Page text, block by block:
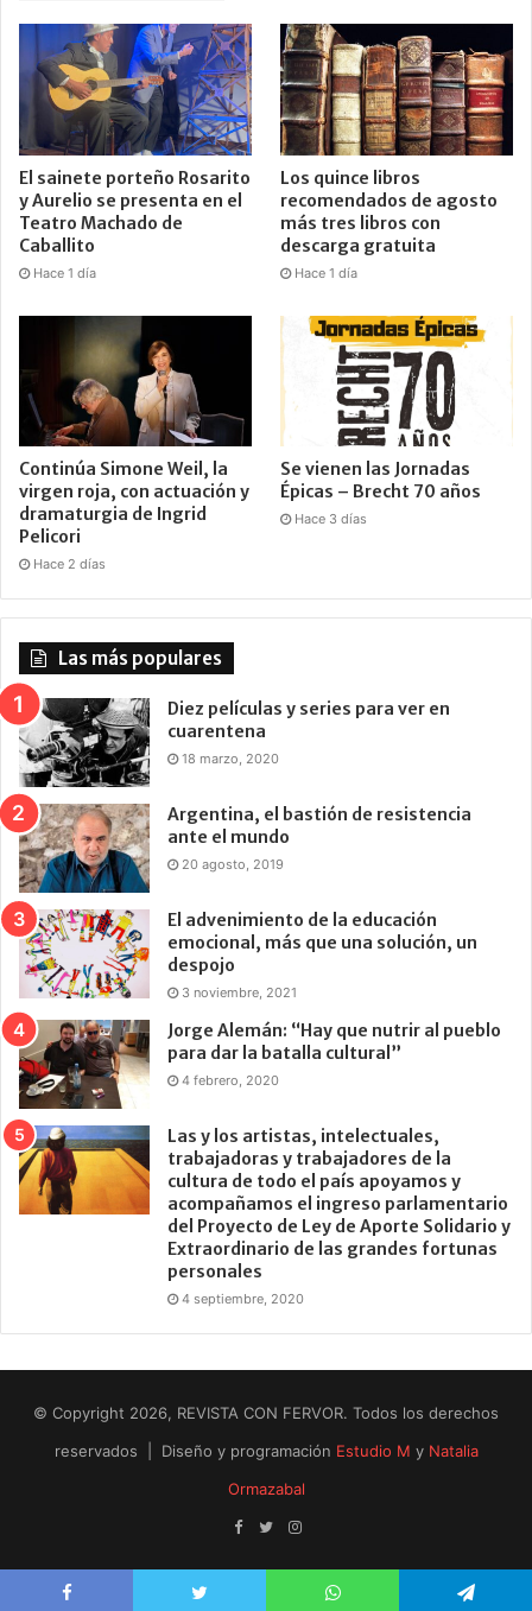
El sainete porteño Rosarito
y Aurelio se presenta en el
Teatro Machado de
Caballito
Hace 1 día
Los quince libros
recomendados de agosto
más tres libros con
descarga gratuita
Hace 1 día
Continúa Simone Weil, la
virgen roja, con actuación y
dramaturgia de Ingrid
Pelicori
Hace 2 días
Se vienen las Jornadas
Épicas – Brecht 70 años
Hace 3 días
Las más populares
Diez películas y series para ver en
cuarentena
18 marzo, 2020
Argentina, el bastión de resistencia
ante el mundo
20 agosto, 2019
El advenimiento de la educación
emocional, más que una solución, un
despojo
3 noviembre, 2021
Jorge Alemán: “Hay que nutrir al pueblo
para dar la batalla cultural”
4 febrero, 2020
Las y los artistas, intelectuales,
trabajadoras y trabajadores de la
cultura de todo el país apoyamos y
acompañamos el ingreso parlamentario
del Proyecto de Ley de Aporte Solidario y
Extraordinario de las grandes fortunas
personales
4 septiembre, 2020
© Copyright 2026, REVISTA CON FERVOR. Todos los derechos
reservados | Diseño y programación Estudio M y Natalia
Ormazabal